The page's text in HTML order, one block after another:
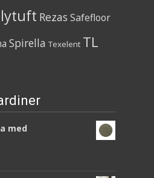
Rezas Safefloor
Spirella Texelent TL
med